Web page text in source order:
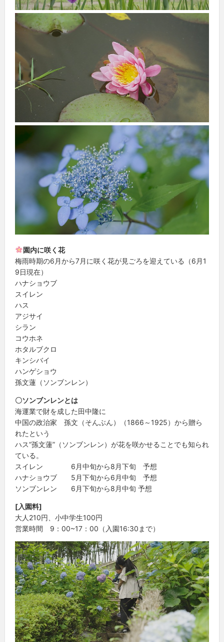
園内に咲く花
梅雨時期の6月から7月に咲く花が見ごろを迎えている（6月1
9日現在）
ハナショウブ
スイレン
ハス
アジサイ
シラン
コウホネ
ホタルブクロ
キンシバイ
ハンゲショウ
孫文蓮（ソンブンレン）
〇ソンブンレンとは
海運業で財を成した田中隆に
中国の政治家 孫文（そんぶん）（1866～1925）から贈ら
れたという
ハス“孫文蓮”（ソンブンレン）が花を咲かせることでも知られ
ている。
スイレン 6月中旬から8月下旬 予想
ハナショウブ 5月下旬から6月中旬 予想
ソンブンレン 6月下旬から8月中旬 予想
[入園料]
大人210円、小中学生100円
営業時間 9：00~17：00（入園16:30まで）